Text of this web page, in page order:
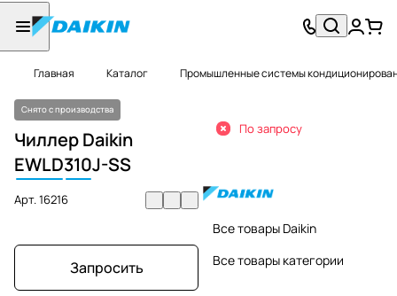
Главная Каталог Промышленные системы
Снято с производства
Чиллер Daikin
EWLD310J-SS
Арт.16216
Запросить
По запросу
Все товары Daikin
Все товары категории